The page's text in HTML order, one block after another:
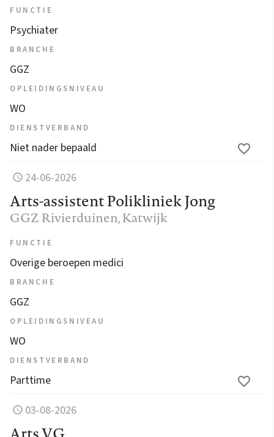
FUNCTIE
Psychiater
BRANCHE
GGZ
OPLEIDINGSNIVEAU
WO
DIENSTVERBAND
Niet nader bepaald
24-06-2026
Arts-assistent Polikliniek Jong
GGZ Rivierduinen, Katwijk
FUNCTIE
Overige beroepen medici
BRANCHE
GGZ
OPLEIDINGSNIVEAU
WO
DIENSTVERBAND
Parttime
03-08-2026